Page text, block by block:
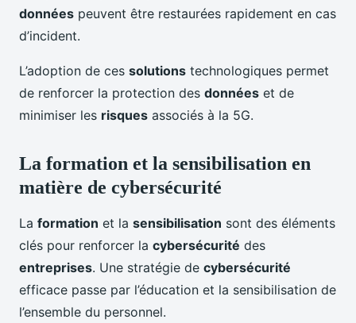
données peuvent être restaurées rapidement en cas
d’incident.
L’adoption de ces solutions technologiques permet
de renforcer la protection des données et de
minimiser les risques associés à la 5G.
La formation et la sensibilisation en
matière de cybersécurité
La formation et la sensibilisation sont des éléments
clés pour renforcer la cybersécurité des
entreprises. Une stratégie de cybersécurité
efficace passe par l’éducation et la sensibilisation de
l’ensemble du personnel.